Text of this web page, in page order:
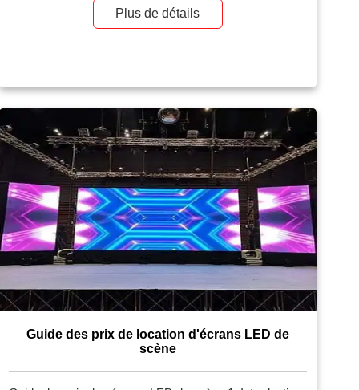
Ces écrans enrichissent l’expérience des spectateurs et
génèrent de précieuses opportunités de sponsoring et de
Plus de détails
Guide des prix de location d'écrans LED de
scène